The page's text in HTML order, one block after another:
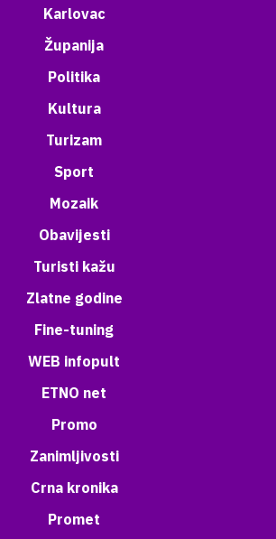
Karlovac
Županija
Politika
Kultura
Turizam
Sport
Mozaik
Obavijesti
Turisti kažu
Zlatne godine
Fine-tuning
WEB infopult
ETNO net
Promo
Zanimljivosti
Crna kronika
Promet